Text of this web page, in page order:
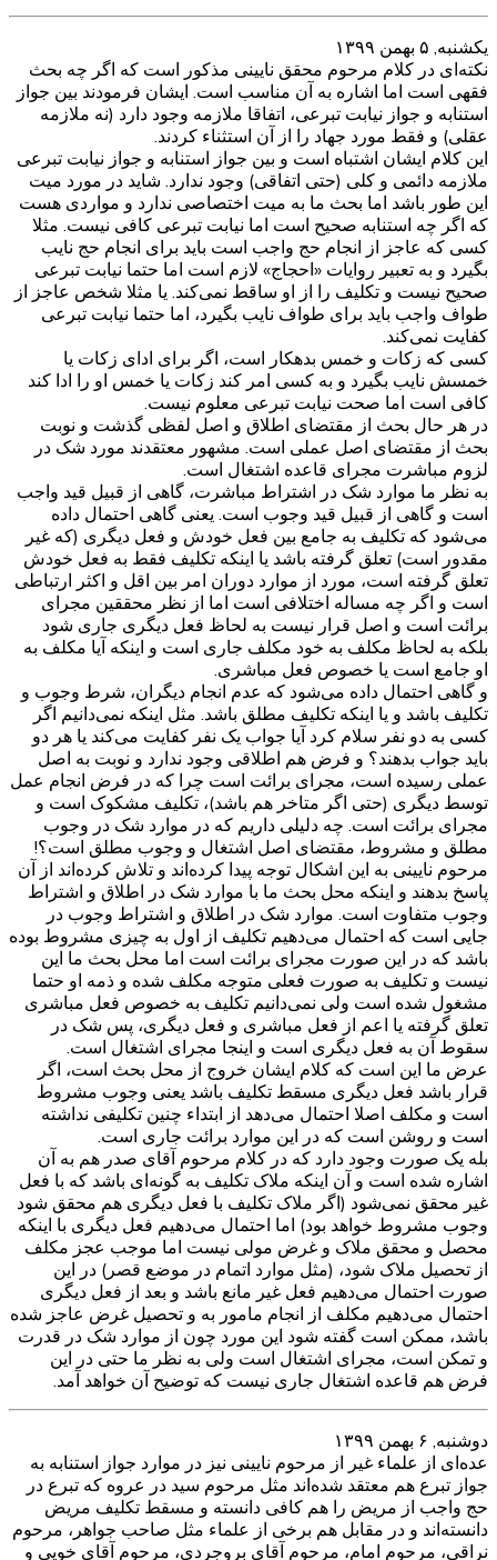
يكشنبه, ۵ بهمن ۱۳۹۹
نکته‌ای در کلام مرحوم محقق نایینی مذکور است که اگر چه بحث
فقهی است اما اشاره به آن مناسب است. ایشان فرمودند بین جواز
استنابه و جواز نیابت تبرعی، اتفاقا ملازمه وجود دارد (نه ملازمه
عقلی) و فقط مورد جهاد را از آن استثناء کردند.
این کلام ایشان اشتباه است و بین جواز استنابه و جواز نیابت تبرعی
ملازمه دائمی و کلی (حتی اتفاقی) وجود ندارد. شاید در مورد میت
این طور باشد اما بحث ما به میت اختصاصی ندارد و مواردی هست
که اگر چه استنابه صحیح است اما نیابت تبرعی کافی نیست. مثلا
کسی که عاجز از انجام حج واجب است باید برای انجام حج نایب
بگیرد و به تعبیر روایات «احجاج» لازم است اما حتما نیابت تبرعی
صحیح نیست و تکلیف را از او ساقط نمی‌کند. یا مثلا شخص عاجز از
طواف واجب باید برای طواف نایب بگیرد، اما حتما نیابت تبرعی
کفایت نمی‌کند.
کسی که زکات و خمس بدهکار است، اگر برای ادای زکات یا
خمسش نایب بگیرد و به کسی امر کند زکات یا خمس او را ادا کند
کافی است اما صحت نیابت تبرعی معلوم نیست.
در هر حال بحث از مقتضای اطلاق و اصل لفظی گذشت و نوبت
بحث از مقتضای اصل عملی است. مشهور معتقدند مورد شک در
لزوم مباشرت مجرای قاعده اشتغال است.
به نظر ما موارد شک در اشتراط مباشرت، گاهی از قبیل قید واجب
است و گاهی از قبیل قید وجوب است. یعنی گاهی احتمال داده
می‌شود که تکلیف به جامع بین فعل خودش و فعل دیگری (که غیر
مقدور است) تعلق گرفته باشد یا اینکه تکلیف فقط به فعل خودش
تعلق گرفته است، مورد از موارد دوران امر بین اقل و اکثر ارتباطی
است و اگر چه مساله اختلافی است اما از نظر محققین مجرای
برائت است و اصل قرار نیست به لحاظ فعل دیگری جاری شود
بلکه به لحاظ مکلف به خود مکلف جاری است و اینکه آیا مکلف به
او جامع است یا خصوص فعل مباشری.
و گاهی احتمال داده می‌شود که عدم انجام دیگران، شرط وجوب و
تکلیف باشد و یا اینکه تکلیف مطلق باشد. مثل اینکه نمی‌دانیم اگر
کسی به دو نفر سلام کرد آیا جواب یک نفر کفایت می‌کند یا هر دو
باید جواب بدهند؟ و فرض هم اطلاقی وجود ندارد و نوبت به اصل
عملی رسیده است، مجرای برائت است چرا که در فرض انجام عمل
توسط دیگری (حتی اگر متاخر هم باشد)، تکلیف مشکوک است و
مجرای برائت است. چه دلیلی داریم که در موارد شک در وجوب
مطلق و مشروط، مقتضای اصل اشتغال و وجوب مطلق است؟!
مرحوم نایینی به این اشکال توجه پیدا کرده‌اند و تلاش کرده‌اند از آن
پاسخ بدهند و اینکه محل بحث ما با موارد شک در اطلاق و اشتراط
وجوب متفاوت است. موارد شک در اطلاق و اشتراط وجوب در
جایی است که احتمال می‌دهیم تکلیف از اول به چیزی مشروط بوده
باشد که در این صورت مجرای برائت است اما محل بحث ما این
نیست و تکلیف به صورت فعلی متوجه مکلف شده و ذمه او حتما
مشغول شده است ولی نمی‌دانیم تکلیف به خصوص فعل مباشری
تعلق گرفته یا اعم از فعل مباشری و فعل دیگری، پس شک در
سقوط آن به فعل دیگری است و اینجا مجرای اشتغال است.
عرض ما این است که کلام ایشان خروج از محل بحث است، اگر
قرار باشد فعل دیگری مسقط تکلیف باشد یعنی وجوب مشروط
است و مکلف اصلا احتمال می‌دهد از ابتداء چنین تکلیفی نداشته
است و روشن است که در این موارد برائت جاری است.
بله یک صورت وجود دارد که در کلام مرحوم آقای صدر هم به آن
اشاره شده است و آن اینکه ملاک تکلیف به گونه‌ای باشد که با فعل
غیر محقق نمی‌شود (اگر ملاک تکلیف با فعل دیگری هم محقق شود
وجوب مشروط خواهد بود) اما احتمال می‌دهیم فعل دیگری با اینکه
محصل و محقق ملاک و غرض مولی نیست اما موجب عجز مکلف
از تحصیل ملاک شود، (مثل موارد اتمام در موضع قصر) در این
صورت احتمال می‌دهیم فعل غیر مانع باشد و بعد از فعل دیگری
احتمال می‌دهیم مکلف از انجام مامور به و تحصیل غرض عاجز شده
باشد، ممکن است گفته شود این مورد چون از موارد شک در قدرت
و تمکن است، مجرای اشتغال است ولی به نظر ما حتی در این
فرض هم قاعده اشتغال جاری نیست که توضیح آن خواهد آمد.
دوشنبه, ۶ بهمن ۱۳۹۹
عده‌ای از علماء غیر از مرحوم نایینی نیز در موارد جواز استنابه به
جواز تبرع هم معتقد شده‌اند مثل مرحوم سید در عروه که تبرع در
حج واجب از مریض را هم کافی دانسته و مسقط تکلیف مریض
دانسته‌اند و در مقابل هم برخی از علماء مثل صاحب جواهر، مرحوم
نراقی، مرحوم امام، مرحوم آقای بروجردی، مرحوم آقای خویی و